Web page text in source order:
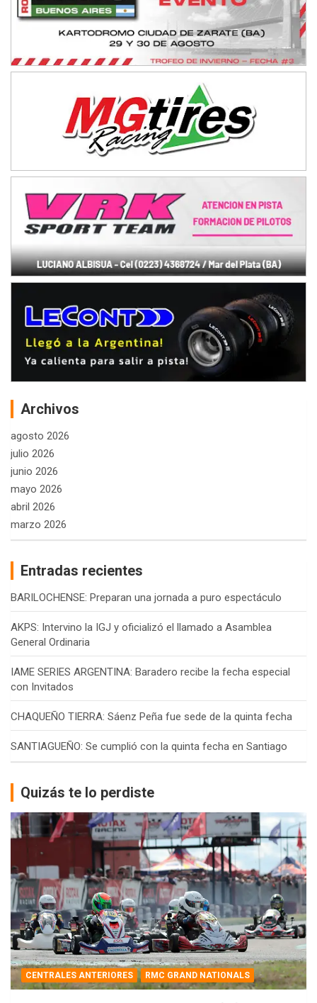
Archivos
agosto 2026
julio 2026
junio 2026
mayo 2026
abril 2026
marzo 2026
Entradas recientes
BARILOCHENSE: Preparan una jornada a puro espectáculo
AKPS: Intervino la IGJ y oficializó el llamado a Asamblea
General Ordinaria
IAME SERIES ARGENTINA: Baradero recibe la fecha especial
con Invitados
CHAQUEÑO TIERRA: Sáenz Peña fue sede de la quinta fecha
SANTIAGUEÑO: Se cumplió con la quinta fecha en Santiago
Quizás te lo perdiste
CENTRALES ANTERIORES RMC GRAND NATIONALS